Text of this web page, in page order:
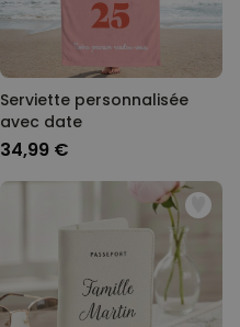
Serviette personnalisée
avec date
34,99 €